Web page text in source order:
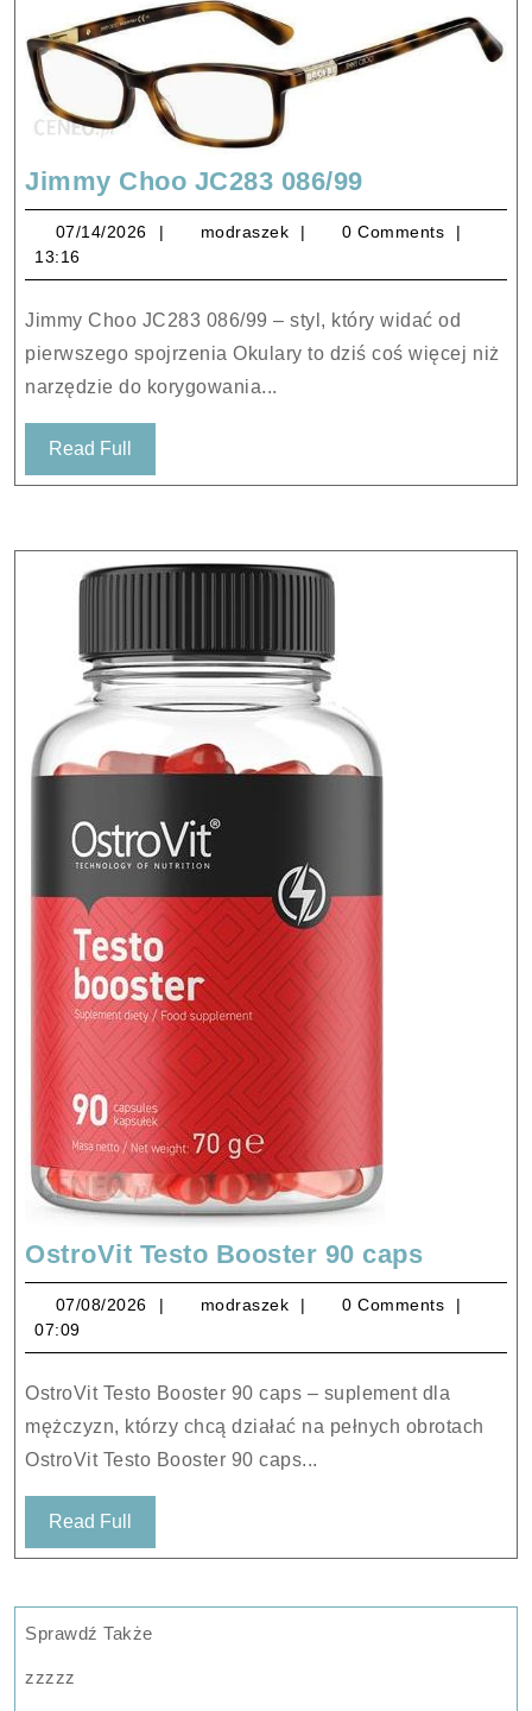
Jimmy Choo JC283 086/99Jimmy
Choo
JC283
086/99
07/14/2026 07/14/2026
modraszek modraszek
0 Comments
13:16
Jimmy Choo JC283 086/99 – styl, który widać od
pierwszego spojrzenia Okulary to dziś coś więcej niż
narzędzie do korygowania...
Read Full
Full
OstroVit Testo Booster 90 capsOstroVit
Testo
Booster
90
07/08/2026 07/08/2026
modraszek modraszek
0 Comments
07:09
OstroVit Testo Booster 90 caps – suplement dla
mężczyzn, którzy chcą działać na pełnych obrotach
OstroVit Testo Booster 90 caps...
Read Full
Full
Sprawdź Także
zzzzz